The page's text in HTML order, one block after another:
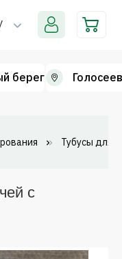
берег
Тубусы для
с